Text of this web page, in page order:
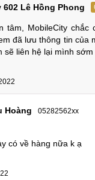
602 Lê Hồng Phong
tâm, MobileCity chắc
đã lưu thông tin của
sẽ liên hệ lại mình sớm
Hoàng 05282562xx
có về hàng nữa k ạ